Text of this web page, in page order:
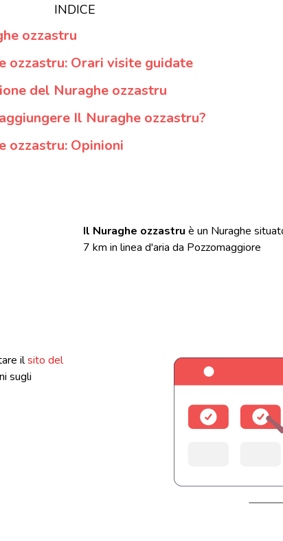
INDICE
ozzastru
ozzastru: Orari visite guidate
del Nuraghe ozzastru
Il Nuraghe ozzastru?
ozzastru: Opinioni
Il Nuraghe ozzastru è un Nuraghe
7 km in linea d'aria da Pozzomaggiore
ilsito del
sugli